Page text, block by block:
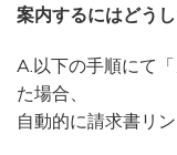
案内するにはどう
A.以下の手順にて
た場合、
自動的に請求書リ